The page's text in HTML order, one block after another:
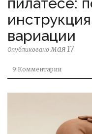
вариации
Опубликованомая 17
9 Комментарии